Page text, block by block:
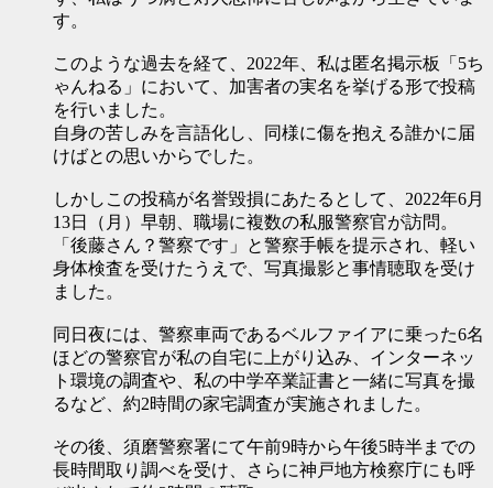
す。
このような過去を経て、2022年、私は匿名掲示板「5ち
ゃんねる」において、加害者の実名を挙げる形で投稿
を行いました。
自身の苦しみを言語化し、同様に傷を抱える誰かに届
けばとの思いからでした。
しかしこの投稿が名誉毀損にあたるとして、2022年6月
13日（月）早朝、職場に複数の私服警察官が訪問。
「後藤さん？警察です」と警察手帳を提示され、軽い
身体検査を受けたうえで、写真撮影と事情聴取を受け
ました。
同日夜には、警察車両であるベルファイアに乗った6名
ほどの警察官が私の自宅に上がり込み、インターネッ
ト環境の調査や、私の中学卒業証書と一緒に写真を撮
るなど、約2時間の家宅調査が実施されました。
その後、須磨警察署にて午前9時から午後5時半までの
長時間取り調べを受け、さらに神戸地方検察庁にも呼